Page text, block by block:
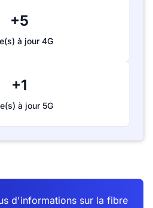
+5
à jour 4G
+1
à jour 5G
d'informations sur la fibre